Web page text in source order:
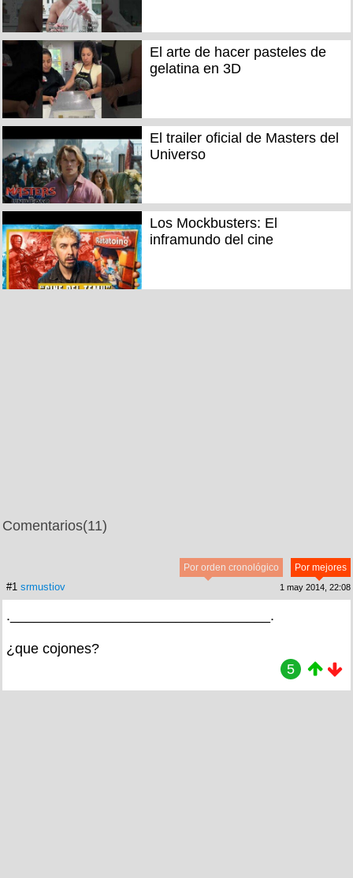
El arte de hacer pasteles de
gelatina en 3D
El trailer oficial de Masters del
Universo
Los Mockbusters: El
inframundo del cine
Comentarios(11)
Por mejores
Por orden cronológico
#1 srmustiov 1 may 2014, 22:08
._________________________________.
¿que cojones?
5